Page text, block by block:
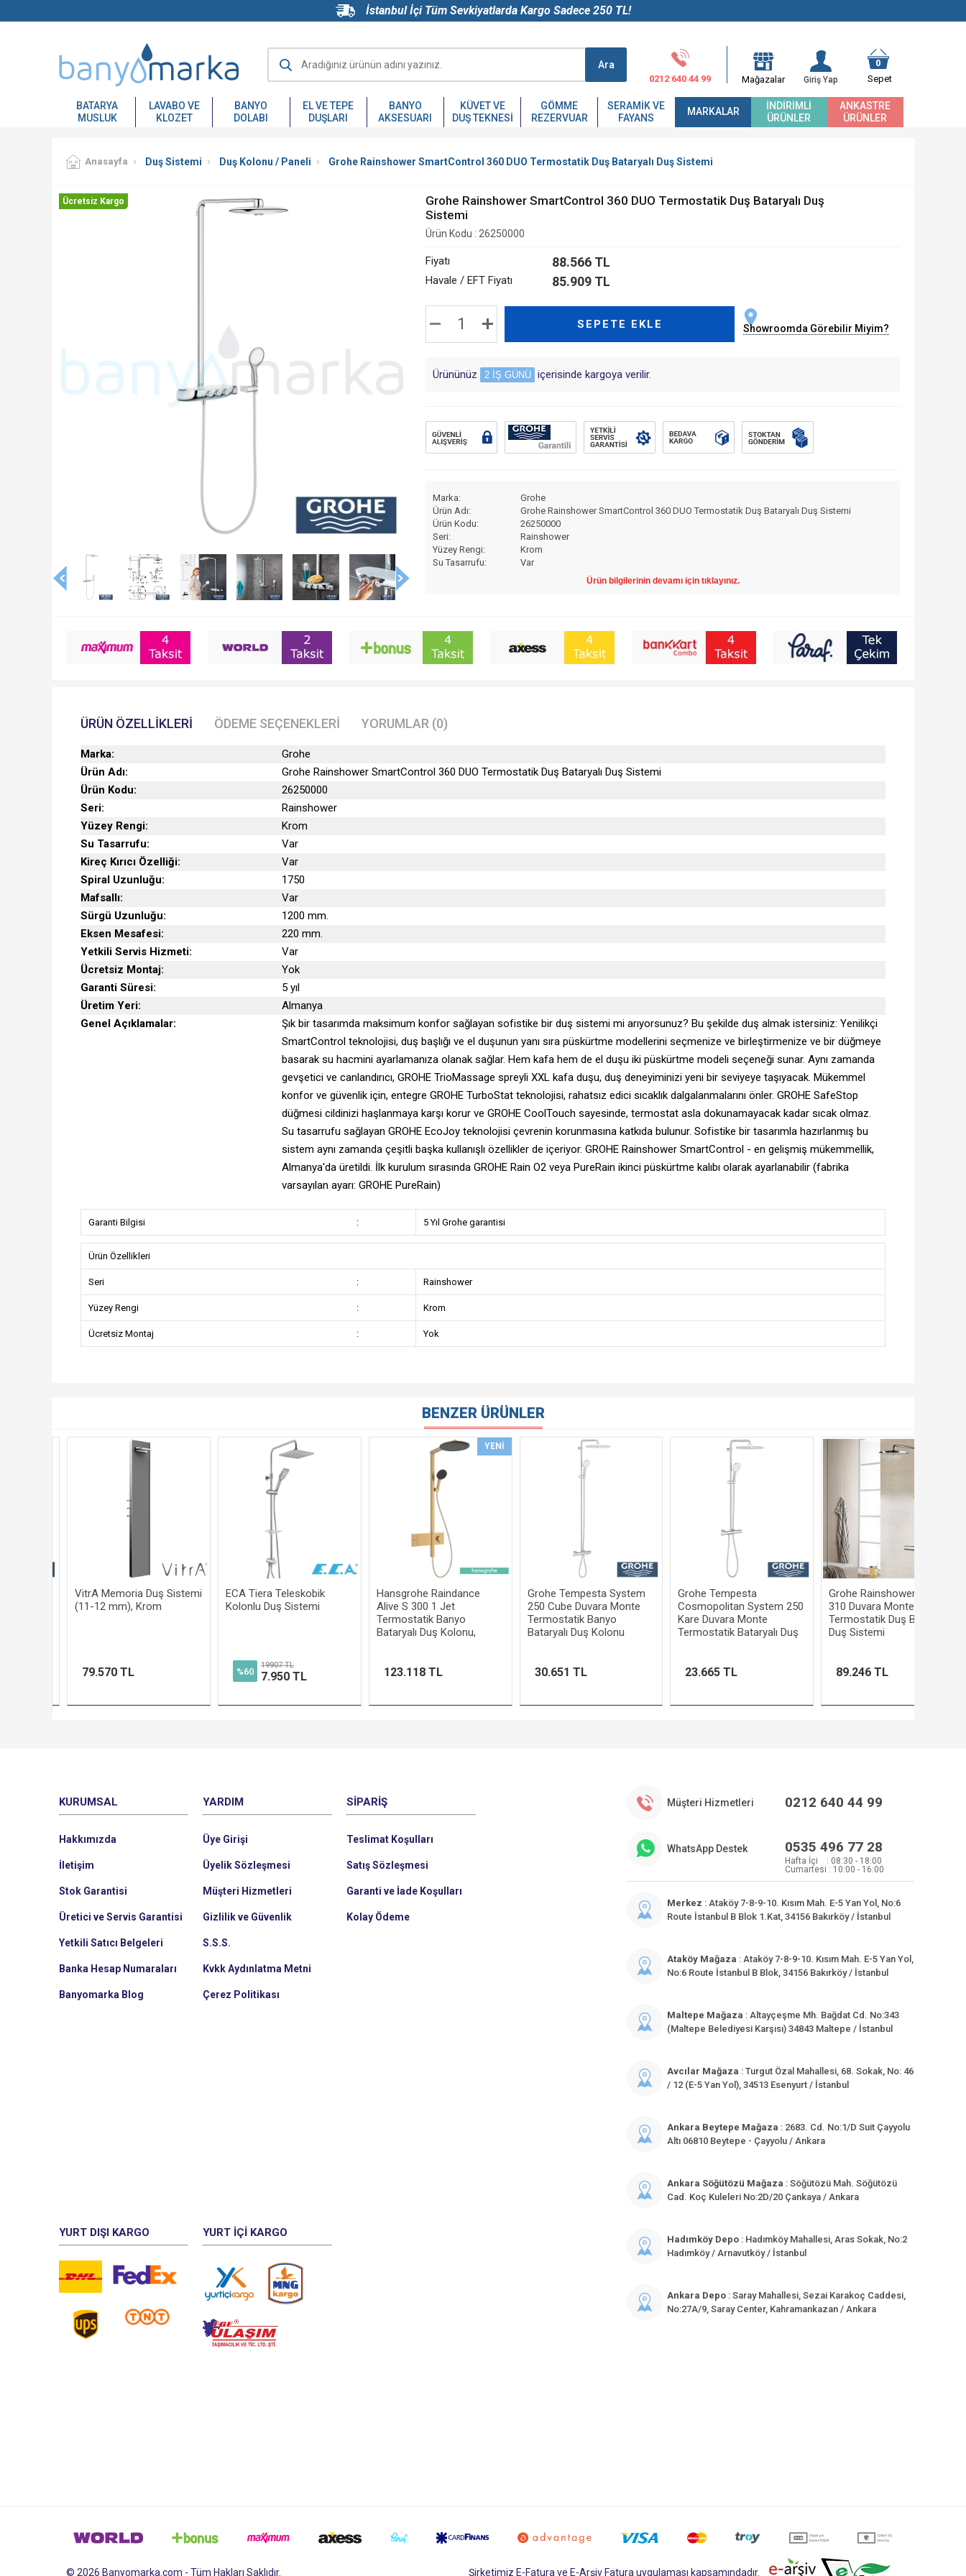
İstanbul İçi Tüm Sevkiyatlarda Kargo Sadece 250 TL!
Ara
0212 640 44 99 Mağazalar Giriş Yap
0
Sepet
BATARYA
MUSLUK
LAVABO VE
KLOZET
BANYO
DOLABI
EL VE TEPE
DUŞLARI
BANYO
AKSESUARI
KÜVET VE
DUŞ TEKNESI
GÖMME
REZERVUAR
SERAMIK VE
FAYANS
MARKALAR
İNDIRIMLI
ÜRÜNLER
ANKASTRE
ÜRÜNLER
Anasayfa Duş Sistemi Duş Kolonu / Paneli Grohe Rainshower SmartControl 360 DUO Termostatik Duş Bataryalı Duş Sistemi
Ücretsiz Kargo
Grohe Rainshower SmartControl 360 DUO Termostatik Duş Bataryalı Duş
Sistemi
Ürün Kodu : 26250000
Fiyatı 88.566TL
Havale / EFT Fiyatı 85.909 TL
SEPETE EKLE Showroomda Görebilir Miyim?
Ürününüz 2 İŞ GÜNÜ içerisinde kargoya verilir.
Marka:
Grohe
Ürün Adı:
Grohe Rainshower SmartControl 360 DUO Termostatik Duş Bataryalı Duş Sistemi
Ürün Kodu:
26250000
Seri:
Rainshower
Yüzey Rengi:
Krom
Su Tasarrufu:
Var
Yetkili Servis Hizmeti:Var
Ücretsiz Montaj:
Yok
Garanti Süresi:
Ürün bilgilerinin devamı için tıklayınız.
ÜRÜN ÖZELLIKLERI ÖDEME SEÇENEKLERI YORUMLAR (0)
Marka:
Grohe
Ürün Adı:
Grohe Rainshower SmartControl 360 DUO Termostatik Duş Bataryalı Duş Sistemi
Ürün Kodu:
26250000
Seri:
Rainshower
Yüzey Rengi:
Krom
Su Tasarrufu:
Var
Kireç Kırıcı Özelliği:
Var
Spiral Uzunluğu:
1750
Mafsallı:
Var
Sürgü Uzunluğu:
1200 mm.
Eksen Mesafesi:
220 mm.
Yetkili Servis Hizmeti:
Var
Ücretsiz Montaj:
Yok
Garanti Süresi:
5 yıl
Üretim Yeri:
Almanya
Genel Açıklamalar:
Şık bir tasarımda maksimum konfor sağlayan sofistike bir duş sistemi mi arıyorsunuz? Bu şekilde duş almak istersiniz: Yenilikçi
SmartControl teknolojisi, duş başlığı ve el duşunun yanı sıra püskürtme modellerini seçmenize ve birleştirmenize ve bir düğmeye
basarak su hacmini ayarlamanıza olanak sağlar. Hem kafa hem de el duşu iki püskürtme modeli seçeneği sunar. Aynı zamanda
gevşetici ve canlandırıcı, GROHE TrioMassage spreyli XXL kafa duşu, duş deneyiminizi yeni bir seviyeye taşıyacak. Mükemmel
konfor ve güvenlik için, entegre GROHE TurboStat teknolojisi, rahatsız edici sıcaklık dalgalanmalarını önler. GROHE SafeStop
düğmesi cildinizi haşlanmaya karşı korur ve GROHE CoolTouch sayesinde, termostat asla dokunamayacak kadar sıcak olmaz.
Su tasarrufu sağlayan GROHE EcoJoy teknolojisi çevrenin korunmasına katkıda bulunur. Sofistike bir tasarımla hazırlanmış bu
sistem aynı zamanda çeşitli başka kullanışlı özellikler de içeriyor. GROHE Rainshower SmartControl - en gelişmiş mükemmellik,
Almanya'da üretildi. İlk kurulum sırasında GROHE Rain O2 veya PureRain ikinci püskürtme kalıbı olarak ayarlanabilir (fabrika
varsayılan ayarı: GROHE PureRain)
Garanti Bilgisi : 5 Yıl Grohe garantisi
Ürün Özellikleri
Seri : Rainshower
Yüzey Rengi : Krom
Ücretsiz Montaj : Yok
BENZER ÜRÜNLER
VitrA Memoria Duş Sistemi
(11-12 mm), Krom
79.570 TL
ECA Tiera Teleskobik
Kolonlu Duş Sistemi
%60
19907 TL
7.950 TL
YENI
Hansgrohe Raindance
Alive S 300 1 Jet
Termostatik Banyo
Bataryalı Duş Kolonu,
Duşlu)
123.118 TL
Grohe Tempesta System
250 Cube Duvara Monte
Termostatik Banyo
Bataryalı Duş Kolonu
30.651 TL
Grohe Tempesta
Cosmopolitan System 250
Kare Duvara Monte
Termostatik Bataryalı Duş
23.665 TL
Grohe Rainshower System
310 Duvara Monte
Termostatik Duş Bataryalı
Duş Sistemi
89.246 TL
KURUMSAL
Hakkımızda
İletişim
Stok Garantisi
Üretici ve Servis Garantisi
Yetkili Satıcı Belgeleri
Banka Hesap Numaraları
Banyomarka Blog
YARDIM
Üye Girişi
Üyelik Sözleşmesi
Müşteri Hizmetleri
Gizlilik ve Güvenlik
S.S.S.
Kvkk Aydınlatma Metni
Çerez Politikası
SIPARIŞ
Teslimat Koşulları
Satış Sözleşmesi
Garanti ve İade Koşulları
Kolay Ödeme
Müşteri Hizmetleri 0212 640 44 99
WhatsApp Destek 0535 496 77 28
Hafta İçi : 08:30 - 18:00
Cumartesi : 10:00 - 16:00
Merkez : Ataköy 7-8-9-10. Kısım Mah. E-5 Yan Yol, No:6
Route İstanbul B Blok 1.Kat, 34156 Bakırköy / İstanbul
Ataköy Mağaza : Ataköy 7-8-9-10. Kısım Mah. E-5 Yan Yol,
No:6 Route İstanbul B Blok, 34156 Bakırköy / İstanbul
Maltepe Mağaza : Altayçeşme Mh. Bağdat Cd. No:343
(Maltepe Belediyesi Karşısı) 34843 Maltepe / İstanbul
Avcılar Mağaza : Turgut Özal Mahallesi, 68. Sokak, No: 46
/ 12 (E-5 Yan Yol), 34513 Esenyurt / İstanbul
Ankara Beytepe Mağaza : 2683. Cd. No:1/D Suit Çayyolu
Altı 06810 Beytepe - Çayyolu / Ankara
Ankara Söğütözü Mağaza : Söğütözü Mah. Söğütözü
Cad. Koç Kuleleri No:2D/20 Çankaya / Ankara
Hadımköy Depo : Hadımköy Mahallesi, Aras Sokak, No:2
Hadımköy / Arnavutköy / İstanbul
Ankara Depo : Saray Mahallesi, Sezai Karakoç Caddesi,
No:27A/9, Saray Center, Kahramankazan / Ankara
YURT DIŞI KARGO YURT İÇI KARGO
© 2026 Banyomarka.com - Tüm Hakları Saklıdır. Şirketimiz E-Fatura ve E-Arşiv Fatura uygulaması kapsamındadır.